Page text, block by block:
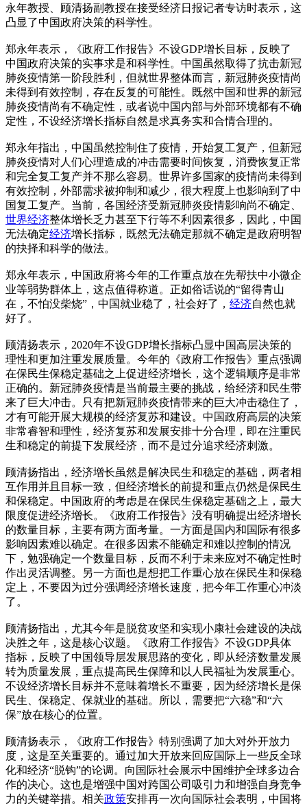
永年教授、顾清扬副教授在接受经济日报记者专访时表示，这
凸显了中国政府决策的科学性。
郑永年表示，《政府工作报告》不设GDP增长目标，反映了
中国政府决策的实事求是和科学性。中国虽然取得了抗击新冠
肺炎疫情第一阶段胜利，但就世界整体而言，新冠肺炎疫情尚
未得到有效控制，存在反复的可能性。既然中国和世界的新冠
肺炎疫情尚有不确定性，或者说中国内部与外部环境都有不确
定性，不设经济增长指标自然是求真务实和合情合理的。
郑永年指出，中国虽然控制住了疫情，开始复工复产，但新冠
肺炎疫情对人们心理造成的冲击需要时间恢复，消费恢复正常
和完全复工复产并不那么容易。世界许多国家的疫情尚未得到
有效控制，外部需求被抑制和减少，很大程度上也影响到了中
国复工复产。当前，各国经济受新冠肺炎疫情影响尚不确定、
世界经济整体增长乏力甚至下行等不利因素很多，因此，中国
无法确定经济增长指标，既然无法确定那就不确定是政府明智
的抉择和科学的做法。
郑永年表示，中国政府将今年的工作重点放在先帮扶中小微企
业等弱势群体上，这点值得称道。正如俗话说的“留得青山
在，不怕没柴烧”，中国就业稳了，社会好了， 经济自然也就
好了。
顾清扬表示，2020年不设GDP增长指标凸显中国高层决策的
理性和更加注重发展质量。今年的《政府工作报告》重点强调
在保民生保稳定基础之上促进经济增长，这个逻辑顺序是非常
正确的。新冠肺炎疫情是当前最主要的挑战，给经济和民生带
来了巨大冲击。只有把新冠肺炎疫情带来的巨大冲击稳住了，
才有可能开展大规模的经济复苏和建设。中国政府高层的决策
非常睿智和理性，经济复苏和发展安排十分合理，即在注重民
生和稳定的前提下发展经济，而不是过分追求经济刺激。
顾清扬指出，经济增长虽然是解决民生和稳定的基础，两者相
互作用并且目标一致，但经济增长的前提和重点仍然是保民生
和保稳定。中国政府的考虑是在保民生保稳定基础之上，最大
限度促进经济增长。《政府工作报告》没有明确提出经济增长
的数量目标，主要有两方面考量。一方面是国内和国际有很多
影响因素难以确定。在很多因素不能确定和难以控制的情况
下，勉强确定一个数量目标，反而不利于未来应对不确定性时
作出灵活调整。另一方面也是想把工作重心放在保民生和保稳
定上，不要因为过分强调经济增长速度，把今年工作重心冲淡
了。
顾清扬指出，尤其今年是脱贫攻坚和实现小康社会建设的决战
决胜之年，这是核心议题。《政府工作报告》不设GDP具体
指标，反映了中国领导层发展思路的变化，即从经济数量发展
转为质量发展，重点提高民生保障和以人民福祉为发展重心。
不设经济增长目标并不意味着增长不重要，因为经济增长是保
民生、保稳定、保就业的基础。所以，需要把“六稳”和“六
保”放在核心的位置。
顾清扬表示，《政府工作报告》特别强调了加大对外开放力
度，这是至关重要的。通过加大开放来回应国际上一些反全球
化和经济“脱钩”的论调。向国际社会展示中国维护全球多边合
作的决心。这也是增强中国对跨国公司吸引力和增强自身竞争
力的关键举措。相关政策安排再一次向国际社会表明，中国将